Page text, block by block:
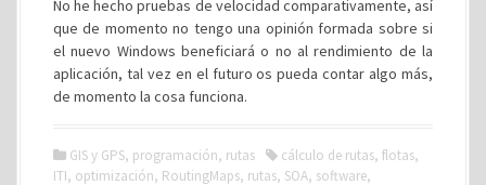
No he hecho pruebas de velocidad comparativamente, así
que de momento no tengo una opinión formada sobre si
el nuevo Windows beneficiará o no al rendimiento de la
aplicación, tal vez en el futuro os pueda contar algo más,
de momento la cosa funciona.
GIS y GPS, programación, rutas cálculo de rutas, flotas,
ITI, optimización, RoutingMaps, rutas, SOA, software,